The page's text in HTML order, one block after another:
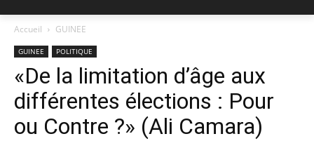
Accueil GUINEE
GUINEE POLITIQUE
«De la limitation d’âge aux
différentes élections : Pour
ou Contre ?» (Ali Camara)